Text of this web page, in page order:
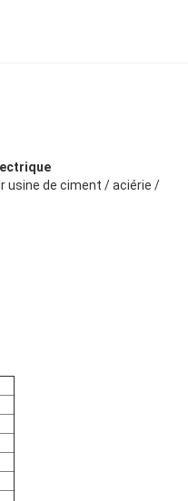
usine de ciment / aciérie /